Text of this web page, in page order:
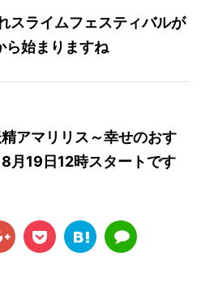
スライムフェスティバルが
ら始まりますね
アマリリス～幸せのおす
月19日12時スタートです